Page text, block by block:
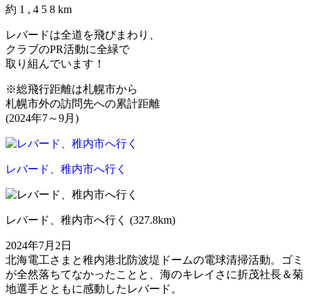
約 1 , 4 5 8 km
レバードは全道を飛びまわり、
クラブのPR活動に全緑で
取り組んでいます！
※総飛行距離は札幌市から
札幌市外の訪問先への累計距離
(2024年7～9月)
レバード、稚内市へ行く
レバード、稚内市へ行く (327.8km)
2024年7月2日
北海電工さまと稚内港北防波堤ドームの電球清掃活動。ゴミ
が全然落ちてなかったことと、海のキレイさに折茂社長＆菊
地選手とともに感動したレバード。